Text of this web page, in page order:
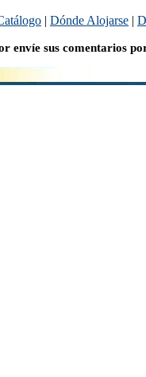
| Dónde Alojarse |
envíe sus comentarios